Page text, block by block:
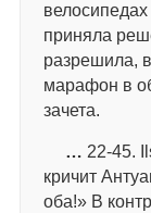
приняла
разрешила,
марафон в
зачета.
… 22-45.
кричит
оба!» В